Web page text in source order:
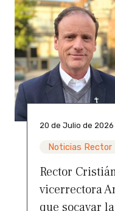
20 de Julio de 2026
Noticias Rector
Rector
vicerrectora
que socavar